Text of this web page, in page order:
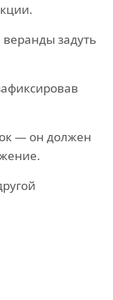
задуть
— он должен